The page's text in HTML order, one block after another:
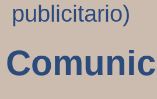
publicitario)